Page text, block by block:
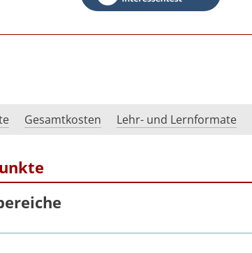
Gesamtkosten Lehr- und Lernformate